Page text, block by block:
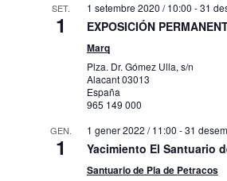
SET.
1
1 setembre 2020 / 10:00 -31
EXPOSICIÓN
Marq
Plza. Dr. Gómez Ulla, s/n
Alacant03013
España
965 149 000
GEN.
1
1 gener 2022 / 11:00 -31
Yacimiento El Santuario
Santuario de Pla de Petracos